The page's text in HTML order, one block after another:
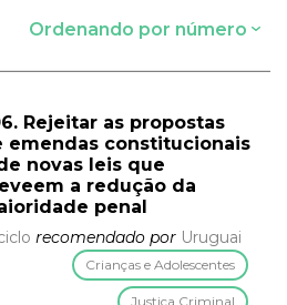
Ordenando por número
Rejeitar as propostas
emendas constitucionais
novas leis que
a redução da
penal
recomendado por Uruguai
Crianças e Adolescentes
Justiça Criminal